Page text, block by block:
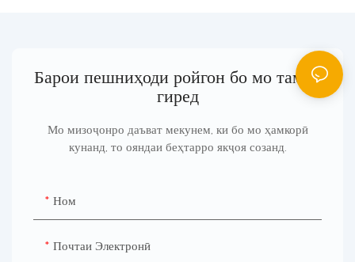
Барои пешниҳоди ройгон бо мо тамос
гиред
Мо мизоҷонро даъват мекунем, ки бо мо ҳамкорӣ
кунанд, то ояндаи беҳтарро якҷоя созанд.
Ном
Почтаи Электронӣ